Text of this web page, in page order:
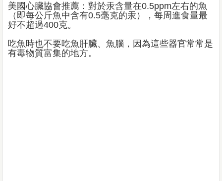
美國心臟協會推薦：對於汞含量在0.5ppm左右的魚
（即每公斤魚中含有0.5毫克的汞），每周進食量最
好不超過400克。
吃魚時也不要吃魚肝臟、魚腦，因為這些器官常常是
有毒物質富集的地方。